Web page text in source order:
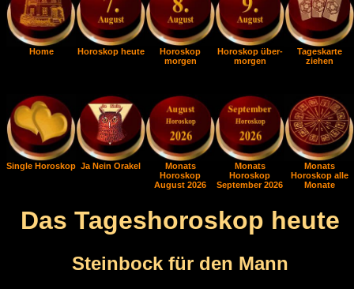
Home Horoskop heute
Horoskop
morgen
Horoskop über-
morgen
Tageskarte
ziehen
Single Horoskop Ja Nein Orakel
Monats
Horoskop
August 2026
Monats
Horoskop
September 2026
Monats
Horoskop alle
Monate
Das Tageshoroskop heute
Steinbock für den Mann